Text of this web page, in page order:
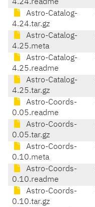
4.24.readme
Astro-Catalog-
4.24.tar.gz
Astro-Catalog-
4.25.meta
Astro-Catalog-
4.25.readme
Astro-Catalog-
4.25.tar.gz
Astro-Coords-
0.05.readme
Astro-Coords-
0.05.tar.gz
Astro-Coords-
0.10.meta
Astro-Coords-
0.10.readme
Astro-Coords-
0.10.tar.gz